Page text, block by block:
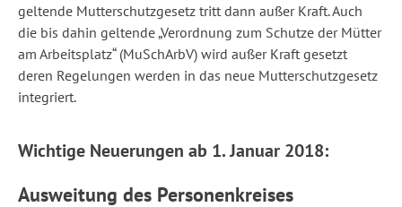
geltende Mutterschutzgesetz tritt dann außer Kraft. Auch
die bis dahin geltende „Verordnung zum Schutze der Mütter
am Arbeitsplatz“ (MuSchArbV) wird außer Kraft gesetzt
deren Regelungen werden in das neue Mutterschutzgesetz
integriert.
Wichtige Neuerungen ab 1. Januar 2018:
Ausweitung des Personenkreises